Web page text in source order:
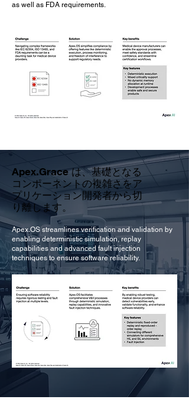
as well as FDA requirements.
Apex.Grace は、基礎となる
コンポーネントの複雑さをア
プリケーション開発者から切
り離します。
Apex.OS streamlines verification and validation by
enabling deterministic simulation, replay
capabilities and advanced fault injection
techniques to ensure software reliability.